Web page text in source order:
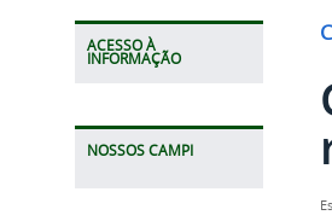
ACESSO À
INFORMAÇÃO
NOSSOS CAMPI